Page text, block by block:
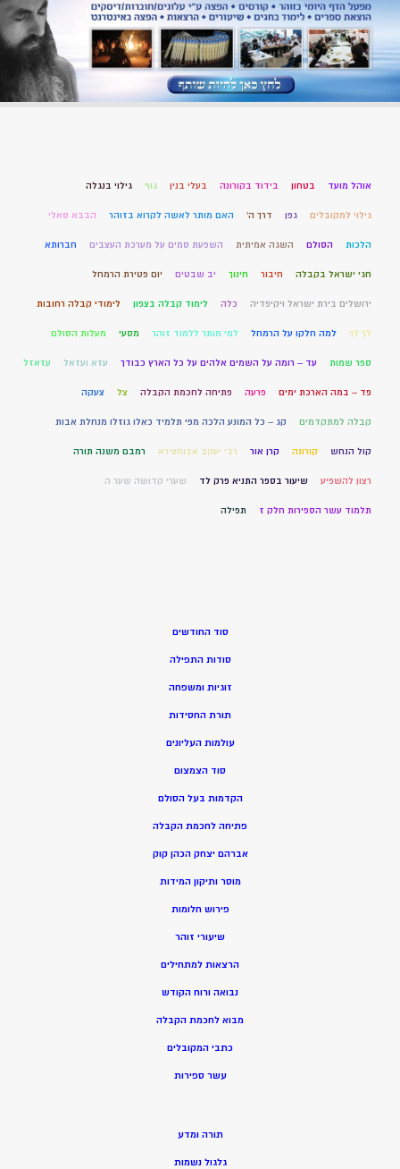
אוהל מועד בטחון בידוד בקורונה בעלי בנין גוף גילוי בנגלה
גילוי למקובלים גפן דרך ה' האם מותר לאשה לקרוא בזוהר הבבא סאלי
הלכות הסולם השגה אמיתית השפעת סמים על מערכת העצבים חברותא
חגי ישראל בקבלה חיבור חינוך יב שבטים יום פטירת הרמחל
ירושלים בירת ישראל ויקיפדיה כלה לימוד קבלה בצפון לימודי קבלה רחובות
לך לך למה חלקו על הרמחל למי מותר ללמוד זוהר מסעי מעלות הסולם
ספר שמות עד – רומה על השמים אלהים על כל הארץ כבודך עזא ועזאל עזאזל
פד – במה הארכת ימים פרעה פתיחה לחכמת הקבלה צל צעקה
קבלה למתקדמים קג – כל המונע הלכה מפי תלמיד כאלו גוזלו מנחלת אבות
קול הנחש קורונה קרן אור רבי יעקב אבוחצירא רמבם משנה תורה
רצון להשפיע שיעור בספר התניא פרק לד שערי קדושה שער ה
תלמוד עשר הספירות חלק ז תפילה
סוד החודשים
סודות התפילה
זוגיות ומשפחה
תורת החסידות
עולמות העליונים
סוד הצמצום
הקדמות בעל הסולם
פתיחה לחכמת הקבלה
אברהם יצחק הכהן קוק
מוסר ותיקון המידות
פירוש חלומות
שיעורי זוהר
הרצאות למתחילים
נבואה ורוח הקודש
מבוא לחכמת הקבלה
כתבי המקובלים
עשר ספירות
תורה ומדע
גלגול נשמות